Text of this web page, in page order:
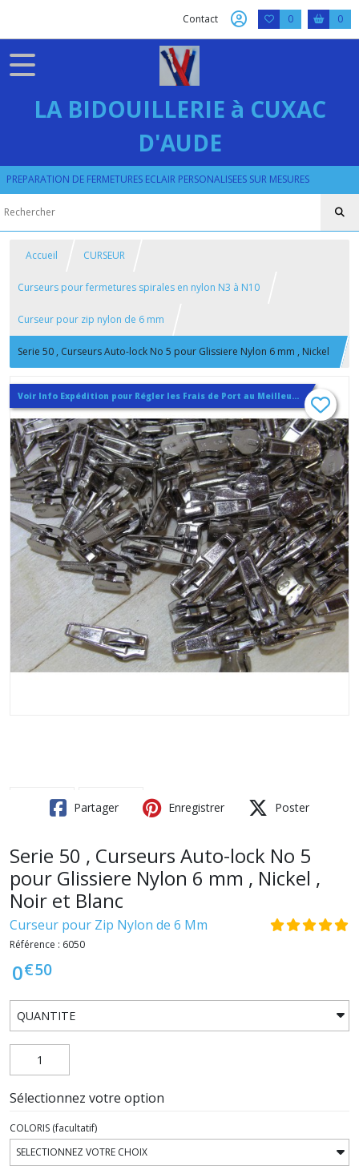
Contact 0 0
LA BIDOUILLERIE à CUXAC
D'AUDE
PREPARATION DE FERMETURES ECLAIR PERSONALISEES SUR MESURES
Accueil CURSEUR
Curseurs pour fermetures spirales en nylon N3 à N10
Curseur pour zip nylon de 6 mm
Serie 50 , Curseurs Auto-lock No 5 pour Glissiere Nylon 6 mm , Nickel
, Noir et Blanc
Voir Info Expédition pour Régler les Frais de Port au Meilleur Prix , En haut d'ecran à Droite
Partager Enregistrer Poster
Serie 50 , Curseurs Auto-lock No 5
pour Glissiere Nylon 6 mm , Nickel ,
Noir et Blanc
Curseur pour Zip Nylon de 6 Mm
Référence : 6050
0€50
Sélectionnez votre option
COLORIS (facultatif)